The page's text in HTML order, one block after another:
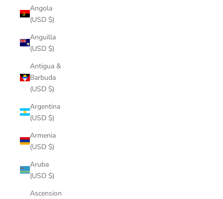
Angola
(USD $)
Anguilla
(USD $)
Antigua &
Barbuda
(USD $)
Argentina
(USD $)
Armenia
(USD $)
Aruba
(USD $)
Ascension